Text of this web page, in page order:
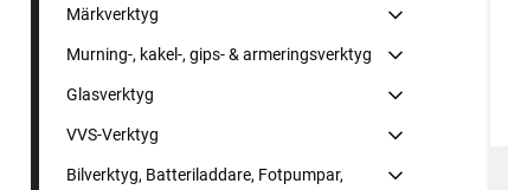
Märkverktyg
Murning-, kakel-, gips- & armeringsverktyg
Glasverktyg
VVS-Verktyg
Bilverktyg, Batteriladdare, Fotpumpar,